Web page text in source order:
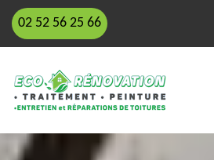
02 52 56 25 66